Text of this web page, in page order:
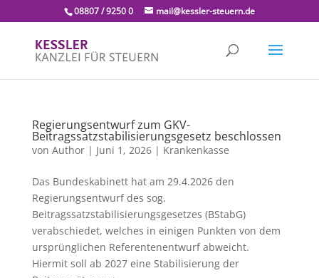
08807 / 9250 0 mail@kessler-steuern.de
Regierungsentwurf zum GKV-
Beitragssatzstabilisierungsgesetz beschlossen
von Author| Juni 1, 2026| Krankenkasse
Das Bundeskabinett hat am 29.4.2026 den
Regierungsentwurf des sog.
Beitragssatzstabilisierungsgesetzes (BStabG)
verabschiedet, welches in einigen Punkten von dem
ursprünglichen Referentenentwurf abweicht.
Hiermit soll ab 2027 eine Stabilisierung der